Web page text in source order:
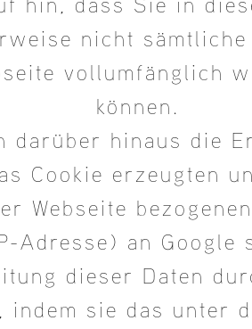
nicht
vollumfänglich
können.
darüber hinaus die
Cookie erzeugten
Webseite
Adresse) an Google
dieser Daten
indem sie das unter